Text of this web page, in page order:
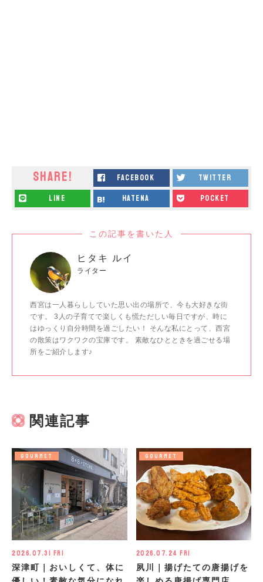
SHARE! facebook twitter
line hatena pocket
この記事を書いた人
ヒタキ ルイ
ライター
西宮は一人暮らししていた思い出の場所で、今も大好きな街
です。 3人の子育てで楽しくも慌ただしい毎日ですが、時に
はゆっくり自分時間を過ごしたい！ そんな私にとって、西宮
の散策はワクワクの宝庫です。 素敵なひとときを過ごせる場
所をご紹介します♪
関連記事
GOURMET
2026.07.31 Fri
深津町｜おいしくて、体に
GOURMET
2026.07.24 Fri
夙川｜揚げたての唐揚げを